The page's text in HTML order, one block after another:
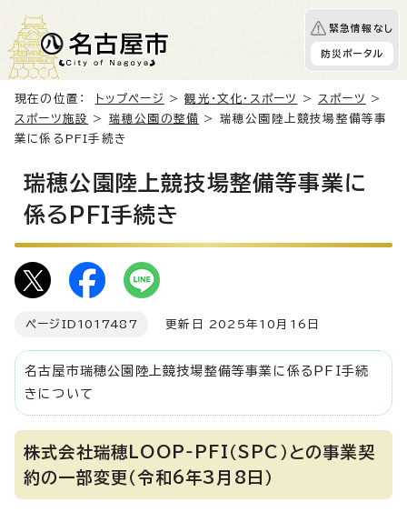
緊急情報なし
防災ポータル
現在の位置： トップページ >観光・文化・スポーツ > スポーツ
>
スポーツ施設
> 瑞穂公園の整備 > 瑞穂公園陸上競技場整備等事
業に係るPFI手続き
瑞穂公園陸上競技場整備等事業に
係るPFI手続き
ページID 1017487 更新日 2025年10月16日
名古屋市瑞穂公園陸上競技場整備等事業に係るPFI手続
きについて
株式会社瑞穂LOOP‐PFI（SPC）との事業契
約の一部変更（令和6年3月8日）